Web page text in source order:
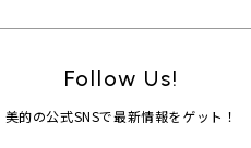
Follow Us!
美的の公式SNSで最新情報をゲット！